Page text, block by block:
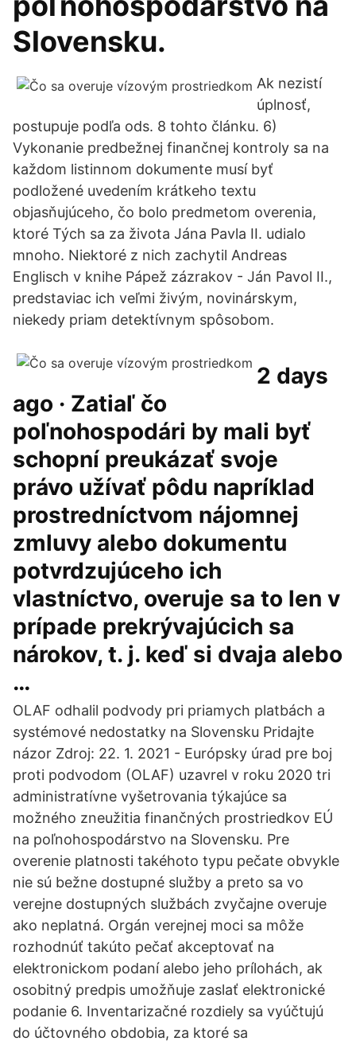
Slovensku.
Ak nezistí
úplnosť,
postupuje podľa ods. 8 tohto článku. 6)
Vykonanie predbežnej finančnej kontroly sa na
každom listinnom dokumente musí byť
podložené uvedením krátkeho textu
objasňujúceho, čo bolo predmetom overenia,
ktoré Tých sa za života Jána Pavla II. udialo
mnoho. Niektoré z nich zachytil Andreas
Englisch v knihe Pápež zázrakov - Ján Pavol II.,
predstaviac ich veľmi živým, novinárskym,
niekedy priam detektívnym spôsobom.
2 days
ago · Zatiaľ čo
poľnohospodári by mali byť
schopní preukázať svoje
právo užívať pôdu napríklad
prostredníctvom nájomnej
zmluvy alebo dokumentu
potvrdzujúceho ich
vlastníctvo, overuje sa to len v
prípade prekrývajúcich sa
nárokov, t. j. keď si dvaja alebo
…
OLAF odhalil podvody pri priamych platbách a
systémové nedostatky na Slovensku Pridajte
názor Zdroj: 22. 1. 2021 - Európsky úrad pre boj
proti podvodom (OLAF) uzavrel v roku 2020 tri
administratívne vyšetrovania týkajúce sa
možného zneužitia finančných prostriedkov EÚ
na poľnohospodárstvo na Slovensku. Pre
overenie platnosti takéhoto typu pečate obvykle
nie sú bežne dostupné služby a preto sa vo
verejne dostupných službách zvyčajne overuje
ako neplatná. Orgán verejnej moci sa môže
rozhodnúť takúto pečať akceptovať na
elektronickom podaní alebo jeho prílohách, ak
osobitný predpis umožňuje zaslať elektronické
podanie 6. Inventarizačné rozdiely sa vyúčtujú
do účtovného obdobia, za ktoré sa